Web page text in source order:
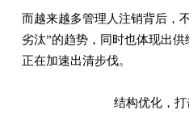
而越来越多管理人注销背后，
劣汰”的趋势，同时也体现出供
正在加速出清步伐。
结构优化，